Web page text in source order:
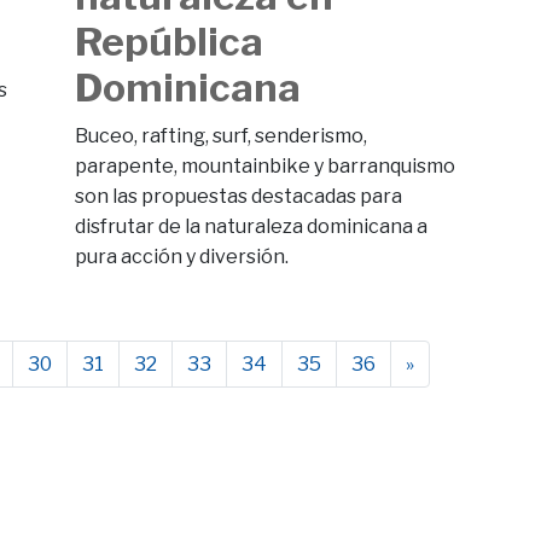
República
Dominicana
Buceo, rafting, surf, senderismo,
parapente, mountainbike y barranquismo
son las propuestas destacadas para
disfrutar de la naturaleza dominicana a
pura acción y diversión.
30 31 32 33 34 35 36 »